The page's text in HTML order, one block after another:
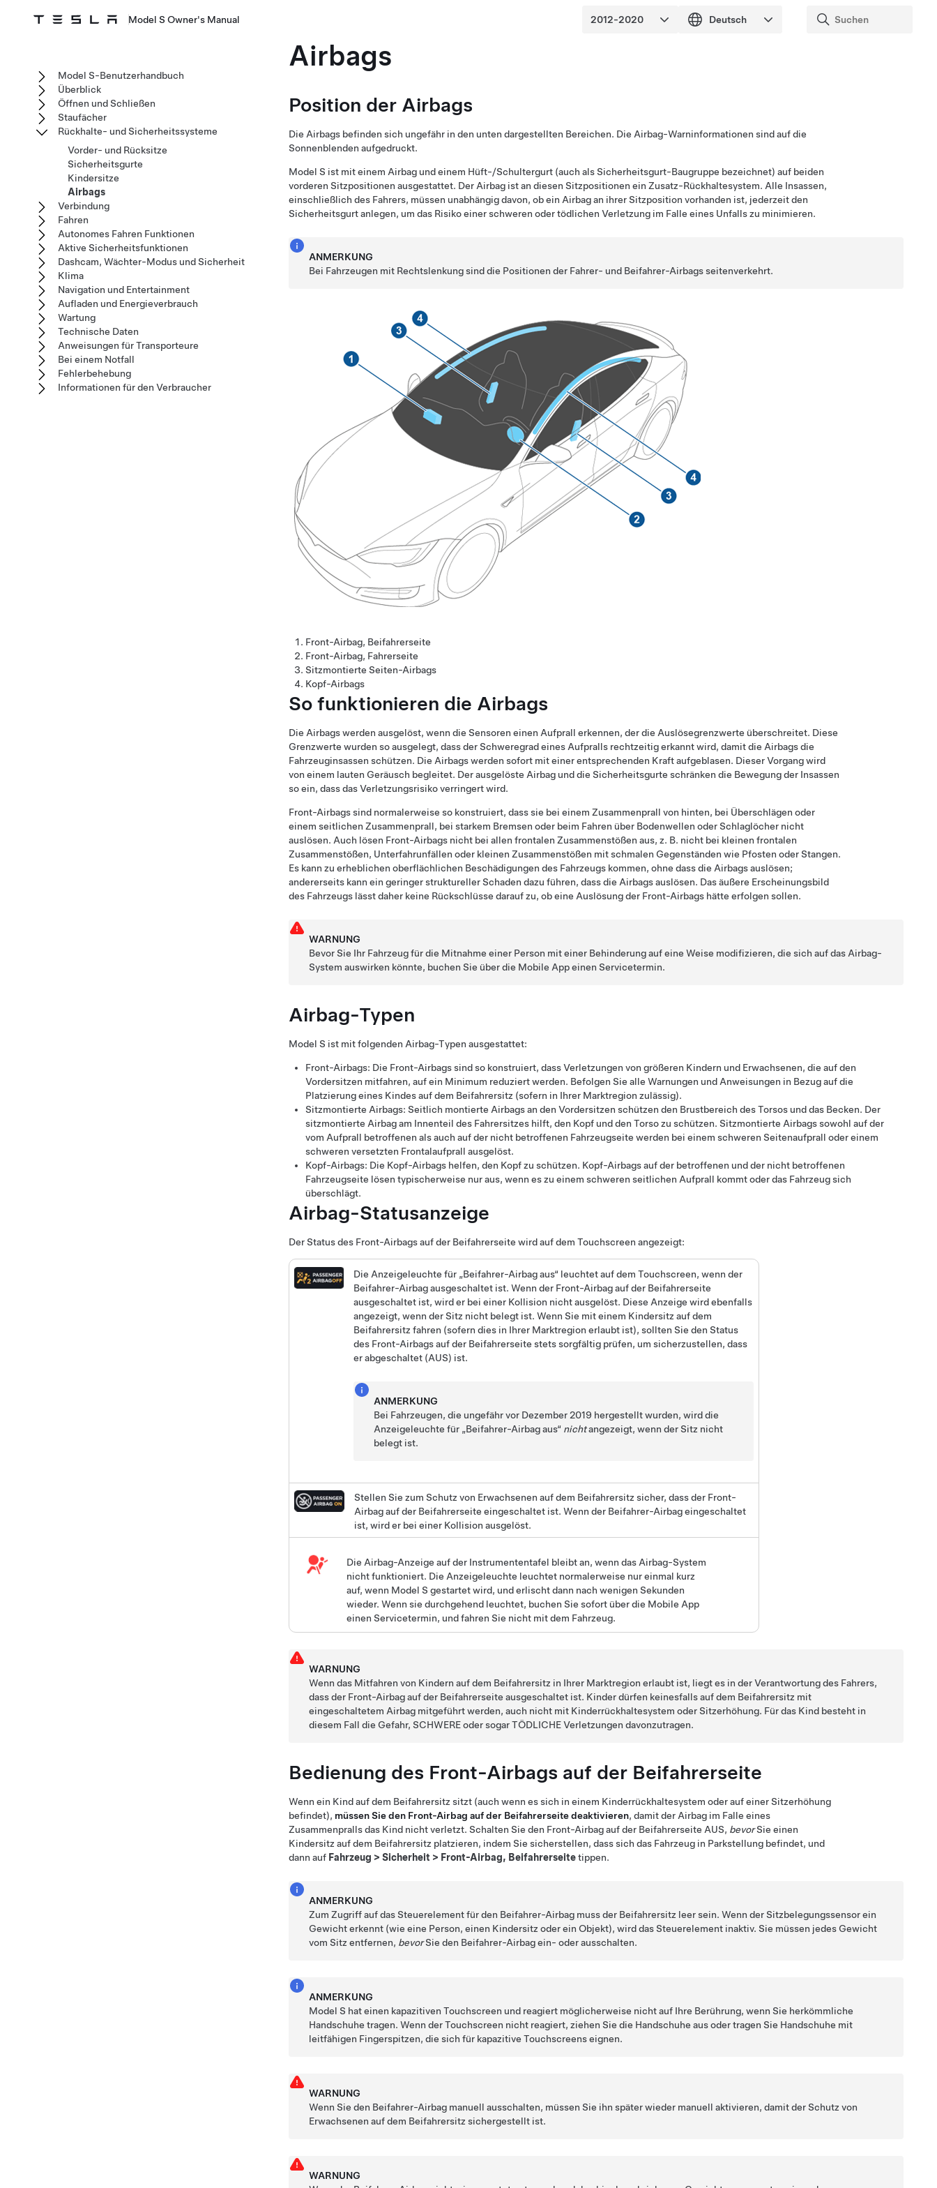
Model S Owner's Manual
Airbags
Position der Airbags
Die Airbags befinden sich ungefähr in den unten dargestellten Bereichen. Die Airbag-Warninformationen sind auf die
Sonnenblenden aufgedruckt.
Model S ist mit einem Airbag und einem Hüft-/Schultergurt (auch als Sicherheitsgurt-Baugruppe bezeichnet) auf beiden
vorderen Sitzpositionen ausgestattet. Der Airbag ist an diesen Sitzpositionen ein Zusatz-Rückhaltesystem. Alle Insassen,
einschließlich des Fahrers, müssen unabhängig davon, ob ein Airbag an ihrer Sitzposition vorhanden ist, jederzeit den
Sicherheitsgurt anlegen, um das Risiko einer schweren oder tödlichen Verletzung im Falle eines Unfalls zu minimieren.
ANMERKUNG
Bei Fahrzeugen mit Rechtslenkung sind die Positionen der Fahrer- und Beifahrer-Airbags seitenverkehrt.
Front-Airbag, Beifahrerseite
Front-Airbag, Fahrerseite
Sitzmontierte Seiten-Airbags
Kopf-Airbags
So funktionieren die Airbags
Die Airbags werden ausgelöst, wenn die Sensoren einen Aufprall erkennen, der die Auslösegrenzwerte überschreitet. Diese
Grenzwerte wurden so ausgelegt, dass der Schweregrad eines Aufpralls rechtzeitig erkannt wird, damit die Airbags die
Fahrzeuginsassen schützen. Die Airbags werden sofort mit einer entsprechenden Kraft aufgeblasen. Dieser Vorgang wird
von einem lauten Geräusch begleitet. Der ausgelöste Airbag und die Sicherheitsgurte schränken die Bewegung der Insassen
so ein, dass das Verletzungsrisiko verringert wird.
Front-Airbags sind normalerweise so konstruiert, dass sie bei einem Zusammenprall von hinten, bei Überschlägen oder
einem seitlichen Zusammenprall, bei starkem Bremsen oder beim Fahren über Bodenwellen oder Schlaglöcher nicht
auslösen. Auch lösen Front-Airbags nicht bei allen frontalen Zusammenstößen aus, z. B. nicht bei kleinen frontalen
Zusammenstößen, Unterfahrunfällen oder kleinen Zusammenstößen mit schmalen Gegenständen wie Pfosten oder Stangen.
Es kann zu erheblichen oberflächlichen Beschädigungen des Fahrzeugs kommen, ohne dass die Airbags auslösen;
andererseits kann ein geringer struktureller Schaden dazu führen, dass die Airbags auslösen. Das äußere Erscheinungsbild
des Fahrzeugs lässt daher keine Rückschlüsse darauf zu, ob eine Auslösung der Front-Airbags hätte erfolgen sollen.
WARNUNG
Bevor Sie Ihr Fahrzeug für die Mitnahme einer Person mit einer Behinderung auf eine Weise modifizieren, die sich auf das Airbag-
System auswirken könnte, buchen Sie über die Mobile App einen Servicetermin.
Airbag-Typen
Model S ist mit folgenden Airbag-Typen ausgestattet:
Front-Airbags: Die Front-Airbags sind so konstruiert, dass Verletzungen von größeren Kindern und Erwachsenen, die auf den
Vordersitzen mitfahren, auf ein Minimum reduziert werden. Befolgen Sie alle Warnungen und Anweisungen in Bezug auf die
Platzierung eines Kindes auf dem Beifahrersitz (sofern in Ihrer Marktregion zulässig).
Sitzmontierte Airbags: Seitlich montierte Airbags an den Vordersitzen schützen den Brustbereich des Torsos und das Becken. Der
sitzmontierte Airbag am Innenteil des Fahrersitzes hilft, den Kopf und den Torso zu schützen. Sitzmontierte Airbags sowohl auf der
vom Aufprall betroffenen als auch auf der nicht betroffenen Fahrzeugseite werden bei einem schweren Seitenaufprall oder einem
schweren versetzten Frontalaufprall ausgelöst.
Kopf-Airbags: Die Kopf-Airbags helfen, den Kopf zu schützen. Kopf-Airbags auf der betroffenen und der nicht betroffenen
Fahrzeugseite lösen typischerweise nur aus, wenn es zu einem schweren seitlichen Aufprall kommt oder das Fahrzeug sich
überschlägt.
Airbag-Statusanzeige
Der Status des Front-Airbags auf der Beifahrerseite wird auf dem Touchscreen angezeigt:
Die Anzeigeleuchte für „Beifahrer-Airbag aus“ leuchtet auf dem Touchscreen, wenn der
Beifahrer-Airbag ausgeschaltet ist. Wenn der Front-Airbag auf der Beifahrerseite
ausgeschaltet ist, wird er bei einer Kollision nicht ausgelöst. Diese Anzeige wird ebenfalls
angezeigt, wenn der Sitz nicht belegt ist. Wenn Sie mit einem Kindersitz auf dem
Beifahrersitz fahren (sofern dies in Ihrer Marktregion erlaubt ist), sollten Sie den Status
des Front-Airbags auf der Beifahrerseite stets sorgfältig prüfen, um sicherzustellen, dass
er abgeschaltet (AUS) ist.
ANMERKUNG
Bei Fahrzeugen, die ungefähr vor Dezember 2019 hergestellt wurden, wird die
Anzeigeleuchte für „Beifahrer-Airbag aus“ nichtangezeigt, wenn der Sitz nicht
belegt ist.
Stellen Sie zum Schutz von Erwachsenen auf dem Beifahrersitz sicher, dass der Front-
Airbag auf der Beifahrerseite eingeschaltet ist. Wenn der Beifahrer-Airbag eingeschaltet
ist, wird er bei einer Kollision ausgelöst.
Die Airbag-Anzeige auf der Instrumententafel bleibt an, wenn das Airbag-System
nicht funktioniert. Die Anzeigeleuchte leuchtet normalerweise nur einmal kurz
auf, wenn Model S gestartet wird, und erlischt dann nach wenigen Sekunden
wieder. Wenn sie durchgehend leuchtet, buchen Sie sofort über die Mobile App
einen Servicetermin, und fahren Sie nicht mit dem Fahrzeug.
WARNUNG
Wenn das Mitfahren von Kindern auf dem Beifahrersitz in Ihrer Marktregion erlaubt ist, liegt es in der Verantwortung des Fahrers,
dass der Front-Airbag auf der Beifahrerseite ausgeschaltet ist. Kinder dürfen keinesfalls auf dem Beifahrersitz mit
eingeschaltetem Airbag mitgeführt werden, auch nicht mit Kinderrückhaltesystem oder Sitzerhöhung. Für das Kind besteht in
diesem Fall die Gefahr, SCHWERE oder sogar TÖDLICHE Verletzungen davonzutragen.
Bedienung des Front-Airbags auf der Beifahrerseite
Wenn ein Kind auf dem Beifahrersitz sitzt (auch wenn es sich in einem Kinderrückhaltesystem oder auf einer Sitzerhöhung
befindet), müssen Sie den Front-Airbag auf der Beifahrerseite deaktivieren, damit der Airbag im Falle eines
Zusammenpralls das Kind nicht verletzt. Schalten Sie den Front-Airbag auf der Beifahrerseite AUS, bevorSie einen
Kindersitz auf dem Beifahrersitz platzieren, indem Sie sicherstellen, dass sich das Fahrzeug in Parkstellung befindet, und
dann auf Fahrzeug > Sicherheit > Front-Airbag, Beifahrerseitetippen.
ANMERKUNG
Zum Zugriff auf das Steuerelement für den Beifahrer-Airbag muss der Beifahrersitz leer sein. Wenn der Sitzbelegungssensor ein
Gewicht erkennt (wie eine Person, einen Kindersitz oder ein Objekt), wird das Steuerelement inaktiv. Sie müssen jedes Gewicht
vom Sitz entfernen, bevorSie den Beifahrer-Airbag ein- oder ausschalten.
ANMERKUNG
Model S hat einen kapazitiven Touchscreen und reagiert möglicherweise nicht auf Ihre Berührung, wenn Sie herkömmliche
Handschuhe tragen. Wenn der Touchscreen nicht reagiert, ziehen Sie die Handschuhe aus oder tragen Sie Handschuhe mit
leitfähigen Fingerspitzen, die sich für kapazitive Touchscreens eignen.
WARNUNG
Wenn Sie den Beifahrer-Airbag manuell ausschalten, müssen Sie ihn später wieder manuell aktivieren, damit der Schutz von
Erwachsenen auf dem Beifahrersitz sichergestellt ist.
WARNUNG
Model S-Benutzerhandbuch
Überblick
Öffnen und Schließen
Staufächer
Rückhalte- und Sicherheitssysteme
Vorder- und Rücksitze
Sicherheitsgurte
Kindersitze
Airbags
Verbindung
Fahren
Autonomes Fahren Funktionen
Aktive Sicherheitsfunktionen
Dashcam, Wächter-Modus und Sicherheit
Klima
Navigation und Entertainment
Aufladen und Energieverbrauch
Wartung
Technische Daten
Anweisungen für Transporteure
Bei einem Notfall
Fehlerbehebung
Informationen für den Verbraucher